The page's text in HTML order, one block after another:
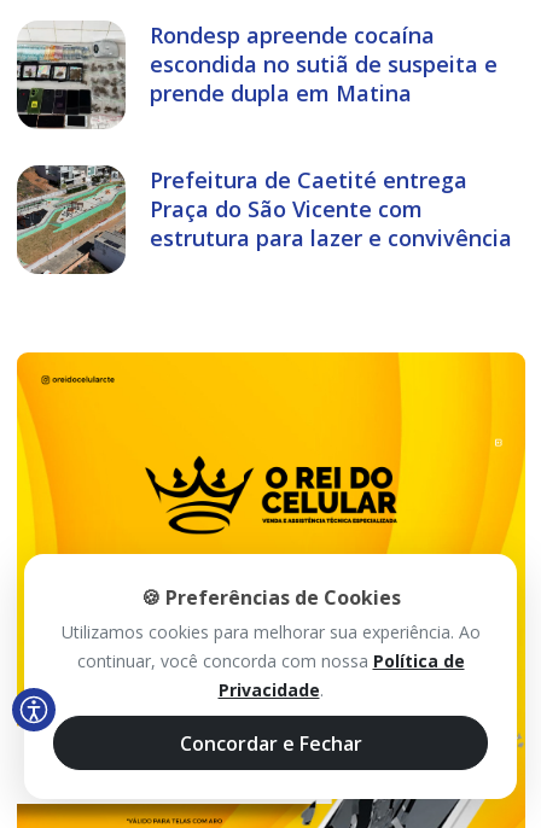
Rondesp apreende cocaína
escondida no sutiã de suspeita e
prende dupla em Matina
Prefeitura de Caetité entrega
Praça do São Vicente com
estrutura para lazer e convivência
🍪 Preferências de Cookies
Utilizamos cookies para melhorar sua experiência. Ao
continuar, você concorda com nossa Política de
Privacidade.
Concordar e Fechar